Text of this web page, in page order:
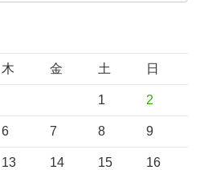
木 金 土 日
1 2
6 7 8 9
13 14 15 16